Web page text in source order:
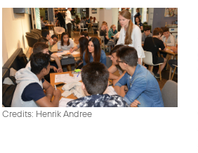
Credits: Henrik Andree